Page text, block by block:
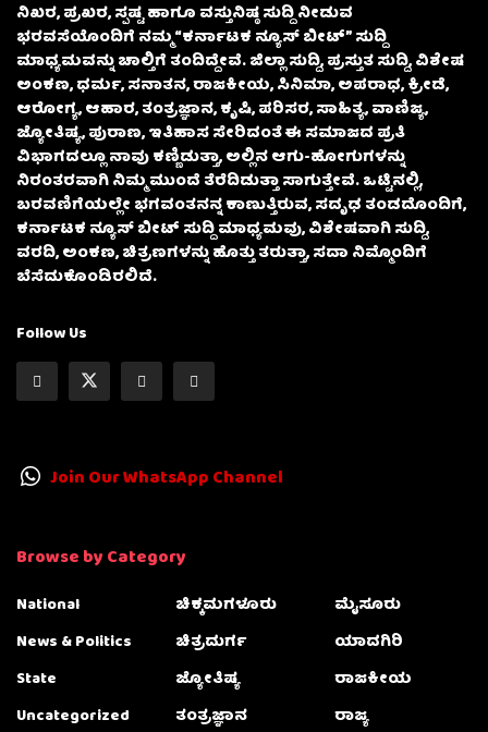
ನಿಖರ, ಪ್ರಖರ, ಸ್ಪಷ್ಟ ಹಾಗೂ ವಸ್ತುನಿಷ್ಠ ಸುದ್ದಿ ನೀಡುವ
ಭರವಸೆಯೊಂದಿಗೆ ನಮ್ಮ “ಕರ್ನಾಟಕ ನ್ಯೂಸ್ ಬೀಟ್” ಸುದ್ದಿ
ಮಾಧ್ಯಮವನ್ನು ಚಾಲ್ತಿಗೆ ತಂದಿದ್ದೇವೆ. ಜಿಲ್ಲಾ ಸುದ್ದಿ, ಪ್ರಸ್ತುತ ಸುದ್ದಿ, ವಿಶೇಷ
ಅಂಕಣ, ಧರ್ಮ, ಸನಾತನ, ರಾಜಕೀಯ, ಸಿನಿಮಾ, ಅಪರಾಧ, ಕ್ರೀಡೆ,
ಆರೋಗ್ಯ, ಆಹಾರ, ತಂತ್ರಜ್ಞಾನ, ಕೃಷಿ, ಪರಿಸರ, ಸಾಹಿತ್ಯ, ವಾಣಿಜ್ಯ,
ಜ್ಯೋತಿಷ್ಯ, ಪುರಾಣ, ಇತಿಹಾಸ ಸೇರಿದಂತೆ ಈ ಸಮಾಜದ ಪ್ರತಿ
ವಿಭಾಗದಲ್ಲೂ ನಾವು ಕಣ್ಣಿಡುತ್ತಾ, ಅಲ್ಲಿನ ಆಗು-ಹೋಗುಗಳನ್ನು
ನಿರಂತರವಾಗಿ ನಿಮ್ಮ ಮುಂದೆ ತೆರೆದಿಡುತ್ತಾ ಸಾಗುತ್ತೇವೆ. ಒಟ್ಟಿನಲ್ಲಿ,
ಬರವಣಿಗೆಯಲ್ಲೇ ಭಗವಂತನನ್ನ ಕಾಣುತ್ತಿರುವ, ಸದೃಢ ತಂಡದೊಂದಿಗೆ,
ಕರ್ನಾಟಕ ನ್ಯೂಸ್ ಬೀಟ್ ಸುದ್ದಿ ಮಾಧ್ಯಮವು, ವಿಶೇಷವಾಗಿ ಸುದ್ದಿ,
ವರದಿ, ಅಂಕಣ, ಚಿತ್ರಣಗಳನ್ನು ಹೊತ್ತು ತರುತ್ತಾ, ಸದಾ ನಿಮ್ಮೊಂದಿಗೆ
ಬೆಸೆದುಕೊಂಡಿರಲಿದೆ.
Follow Us
Join Our WhatsApp Channel
Browse by Category
National
News & Politics
State
Uncategorized
ಚಿಕ್ಕಮಗಳೂರು
ಚಿತ್ರದುರ್ಗ
ಜ್ಯೋತಿಷ್ಯ
ತಂತ್ರಜ್ಞಾನ
ಮೈಸೂರು
ಯಾದಗಿರಿ
ರಾಜಕೀಯ
ರಾಜ್ಯ